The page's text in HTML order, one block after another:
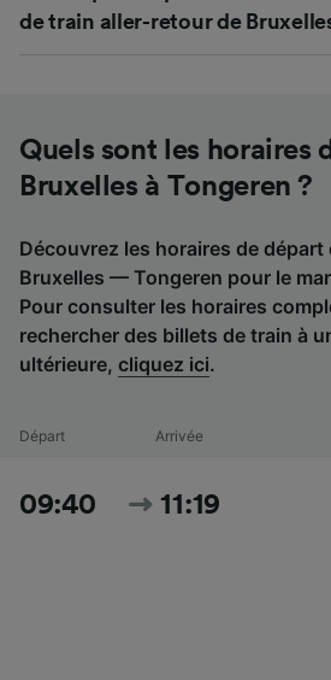
de train aller-retour de
Quels sont les horaires
Bruxelles à Tongeren ?
Découvrez les horaires de départ
Bruxelles — Tongeren pour le
Pour consulter les horaires
rechercher des billets de train à
ultérieure, cliquez ici.
Départ Arrivée
09:40 11:19